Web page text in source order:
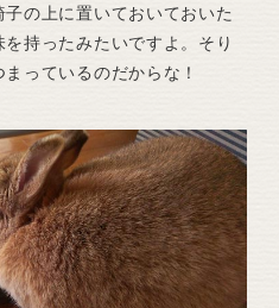
の上に置いておいておいた
持ったみたいですよ。そり
っているのだからな！